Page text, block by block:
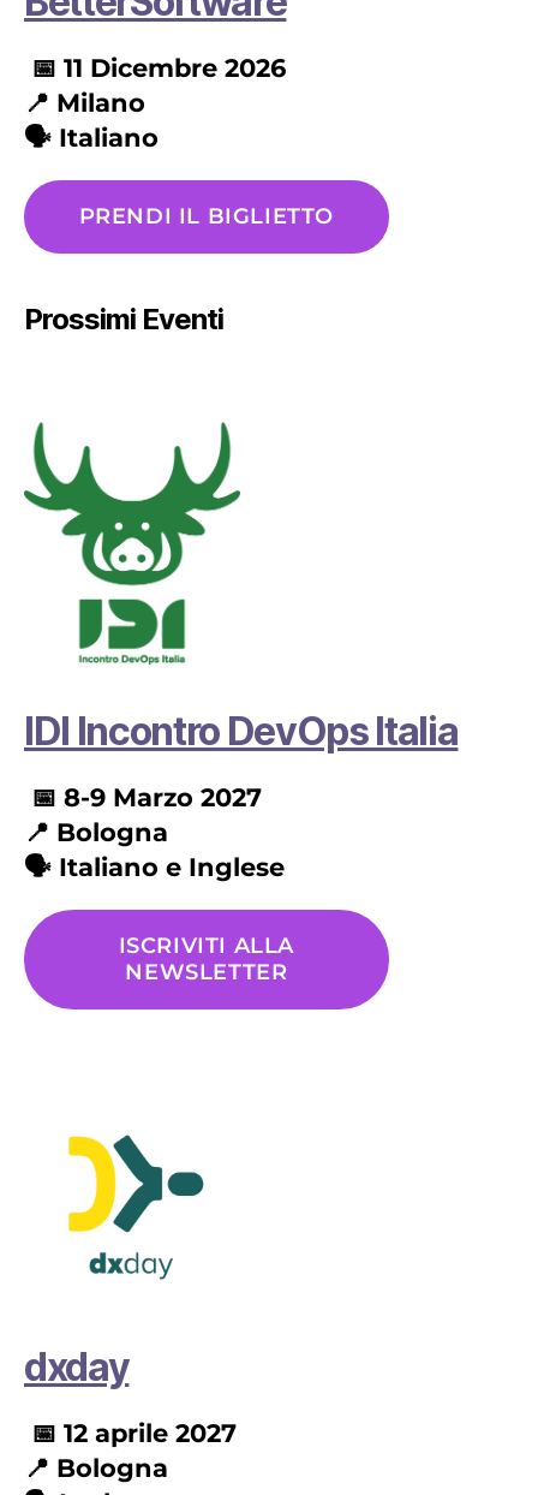
📅 11 Dicembre 2026
📍 Milano
🗣️ Italiano
PRENDI IL BIGLIETTO
Prossimi Eventi
IDI Incontro DevOps Italia
📅 8-9 Marzo 2027
📍 Bologna
🗣️ Italiano e Inglese
ISCRIVITI ALLA
NEWSLETTER
dxday
📅 12 aprile 2027
📍 Bologna